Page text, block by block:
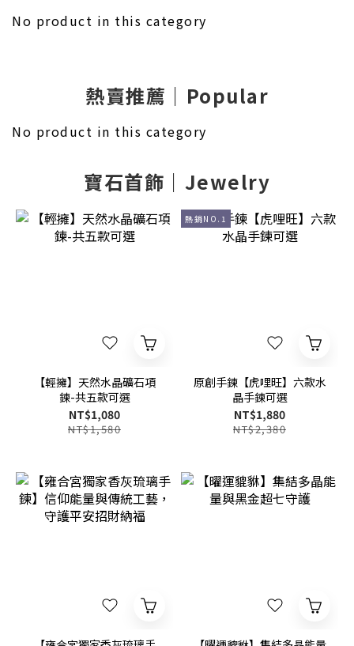
No product in this category
熱賣推薦｜Popular
No product in this category
寶石首飾｜Jewelry
【輕擁】天然水晶礦石項
鍊-共五款可選
NT$1,080
NT$1,580
熱銷NO.1
原創手鍊【虎哩旺】六款水
晶手鍊可選
NT$1,880
NT$2,380